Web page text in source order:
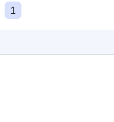
1